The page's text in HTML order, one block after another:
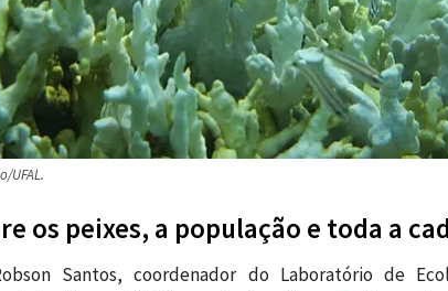
UFAL.
os peixes, a população e toda a
Santos, coordenador do Laboratório de